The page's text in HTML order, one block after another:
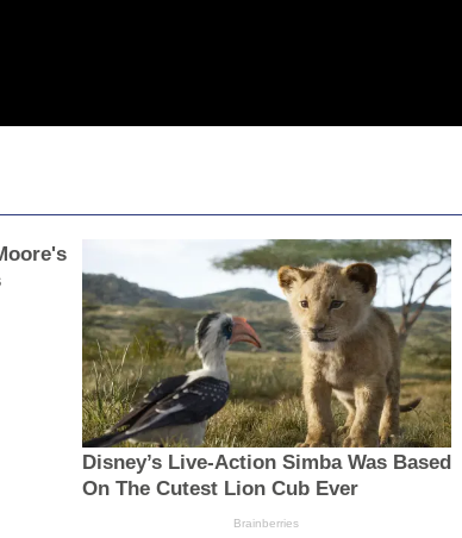
Disney’s Live-Action Simba Was Based
On The Cutest Lion Cub Ever
Brainberries